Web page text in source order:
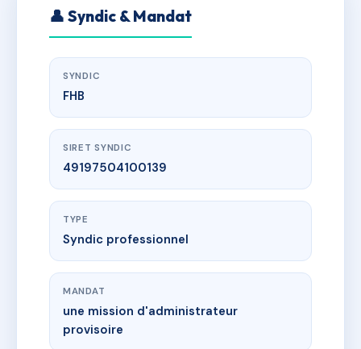
👤 Syndic & Mandat
SYNDIC
FHB
SIRET SYNDIC
49197504100139
TYPE
Syndic professionnel
MANDAT
une mission d'administrateur
provisoire